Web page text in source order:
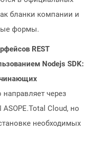
бланки компании и
формы.
REST
Nodejs SDK:
направляет через
Cloud, но
необходимых